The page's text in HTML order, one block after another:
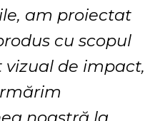
am proiectat
cu scopul
vizual de impact,